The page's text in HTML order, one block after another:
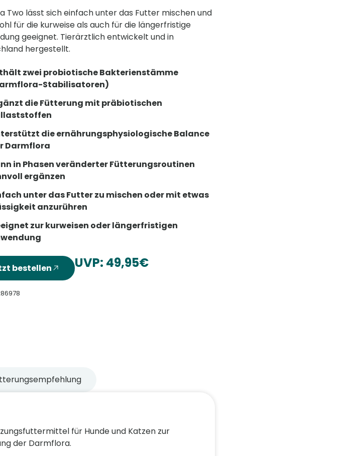
Two lässt sich einfach unter das Futter mischen und
für die kurweise als auch für die längerfristige
geeignet. Tierärztlich entwickelt und in
hergestellt.
zwei probiotische Bakterienstämme
Stabilisatoren)
die Fütterung mit präbiotischen
die ernährungsphysiologische Balance
Darmflora
in Phasen veränderter Fütterungsroutinen
ergänzen
unter das Futter zu mischen oder mit etwas
anzurühren
zur kurweisen oder längerfristigen
bestellen UVP: 49,95€
für Hunde und Katzen zur
der Darmflora.